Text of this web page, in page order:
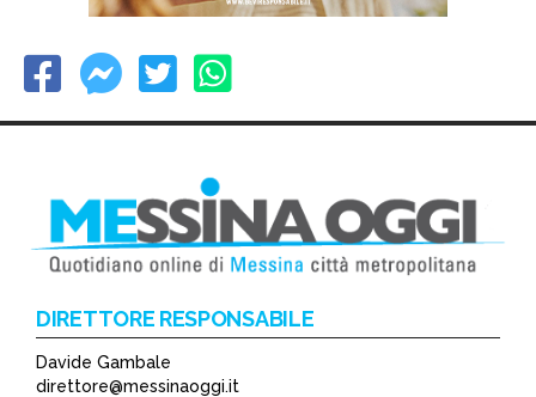
DIRETTORE RESPONSABILE
Davide Gambale
direttore@messinaoggi.it